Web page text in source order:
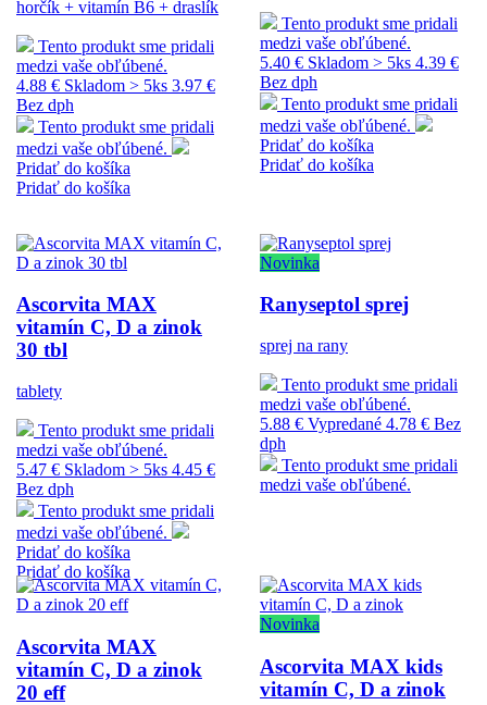
horčík + vitamín B6 + draslík
Tento produkt sme pridali
medzi vaše obľúbené.
4.88 € Skladom > 5ks 3.97 €
Bez dph
Tento produkt sme pridali
medzi vaše obľúbené.
Pridať do košíka
Pridať do košíka
Tento produkt sme pridali
medzi vaše obľúbené.
5.40 € Skladom > 5ks 4.39 €
Bez dph
Tento produkt sme pridali
medzi vaše obľúbené.
Pridať do košíka
Pridať do košíka
Ascorvita MAX
vitamín C, D a zinok
30 tbl
tablety
Tento produkt sme pridali
medzi vaše obľúbené.
5.47 € Skladom > 5ks 4.45 €
Bez dph
Tento produkt sme pridali
medzi vaše obľúbené.
Pridať do košíka
Pridať do košíka
Novinka
Ranyseptol sprej
sprej na rany
Tento produkt sme pridali
medzi vaše obľúbené.
5.88 € Vypredané 4.78 € Bez
dph
Tento produkt sme pridali
medzi vaše obľúbené.
Ascorvita MAX
vitamín C, D a zinok
20 eff
Novinka
Ascorvita MAX kids
vitamín C, D a zinok